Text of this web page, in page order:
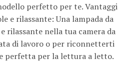
perfetto per te. Vantaggi
e rilassante: Una lampada da
rilassante nella tua camera da
di lavoro o per riconnetterti
perfetta per la lettura a letto.